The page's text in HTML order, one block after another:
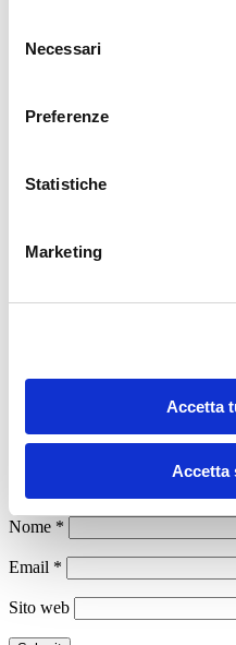
delNecessari
Preferenze
Statistiche
Marketing
Accetta
Accetta
YouTube:
www.youtube.com/
allenamento anziani
Mortaruolo
ADD COMMENT
Nome *
Email *
Sito web